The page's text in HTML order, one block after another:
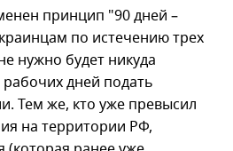
принцип "90 дней –
по истечению трех
нужно будет никуда
дней подать
Тем же, кто уже превысил
на территории РФ,